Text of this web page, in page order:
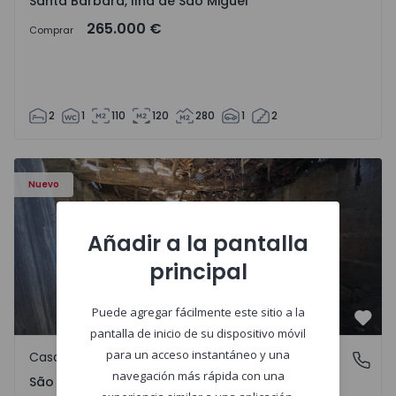
Comprar 265.000 €
2 1 110 120 280 1 2
Nuevo
Casa Vila Real, São Tomé do Castelo e Justes - 1575189 - 1
São Tomé do Castelo e Justes, Vila Real
Casa de Campo
São Tomé do Castelo e Justes, Vila Real
Añadir a la pantalla
principal
Puede agregar fácilmente este sitio a la
pantalla de inicio de su dispositivo móvil
para un acceso instantáneo y una
navegación más rápida con una